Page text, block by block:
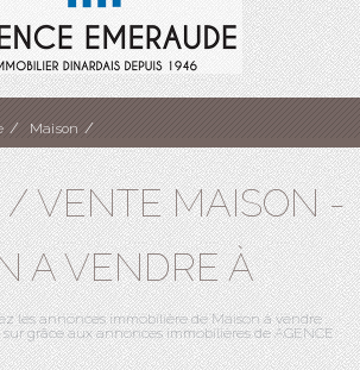
Maison
/ VENTE MAISON -
A VENDRE À
les annonces immobilière de Maison à vendre .
grâce aux annonces immobilières de AGENCE